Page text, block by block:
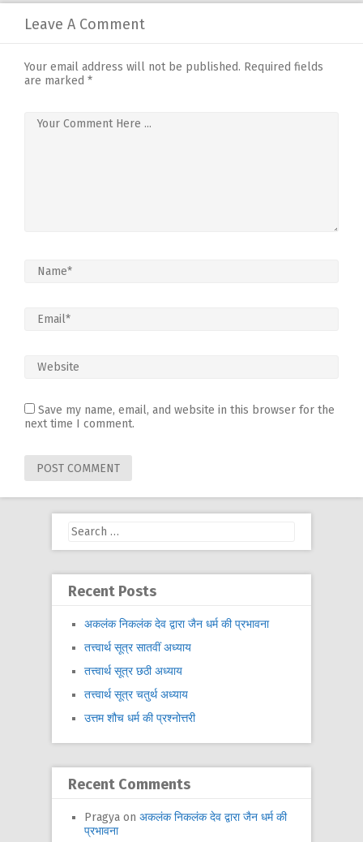
Leave A Comment
Your email address will not be published. Required fields
are marked *
Save my name, email, and website in this browser for the
next time I comment.
Search
Recent Posts
अकलंक निकलंक देव द्वारा जैन धर्म की प्रभावना
तत्त्वार्थ सूत्र सातवीं अध्याय
तत्त्वार्थ सूत्र छठी अध्याय
तत्त्वार्थ सूत्र चतुर्थ अध्याय
उत्तम शौच धर्म की प्रश्नोत्तरी
Recent Comments
Pragya on अकलंक निकलंक देव द्वारा जैन धर्म की
प्रभावना